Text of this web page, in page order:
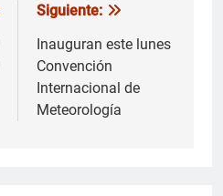
Siguiente:
Inauguran este lunes
Convención
Internacional de
Meteorología